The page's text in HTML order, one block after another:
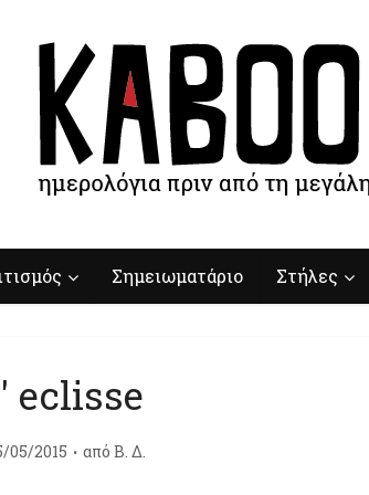
Σημειωματάριο Στήλες
eclisse
05/2015 από Β. Δ.